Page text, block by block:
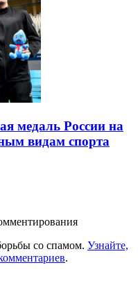
медаль России на
видам спорта
со спамом. Узнайте,
.